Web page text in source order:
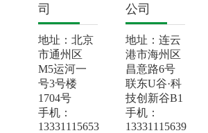
司
地址：北京
市通州区
M5运河一
号3号楼
1704号
手机：
13331115653
公司
地址：连云
港市海州区
昌意路6号
联东U谷·科
技创新谷B1
手机：
13331115639